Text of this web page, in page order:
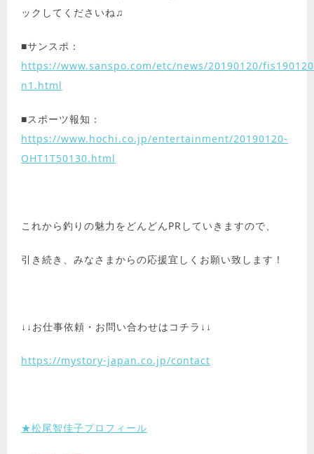
ックしてくださいね♫
■サンスポ：
https://www.sanspo.com/etc/news/20190120/
n1.html
■スポーツ報知：
https://www.hochi.co.jp/entertainment/20190120-
OHT1T50130.html
これから釣りの魅力をどんどんPRしていきますので、
引き続き、みなさまからの応援宜しくお願い致します！
↓↓お仕事依頼・お問い合わせはコチラ↓↓
https://mystory-japan.co.jp/contact
★松尾智佳子プロフィール